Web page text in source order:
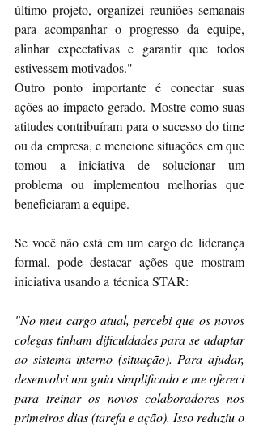
último projeto, organizei reuniões semanais
para acompanhar o progresso da equipe,
alinhar expectativas e garantir que todos
estivessem motivados."
Outro ponto importante é conectar suas
ações ao impacto gerado. Mostre como suas
atitudes contribuíram para o sucesso do time
ou da empresa, e mencione situações em que
tomou a iniciativa de solucionar um
problema ou implementou melhorias que
beneficiaram a equipe.
Se você não está em um cargo de liderança
formal, pode destacar ações que mostram
iniciativa usando a técnica STAR:
"No meu cargo atual, percebi que os novos
colegas tinham dificuldades para se adaptar
ao sistema interno (situação). Para ajudar,
desenvolvi um guia simplificado e me ofereci
para treinar os novos colaboradores nos
primeiros dias (tarefa e ação). Isso reduziu o